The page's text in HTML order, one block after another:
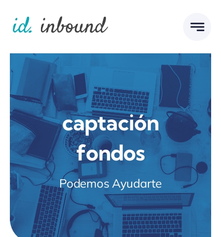
content
captación
fondos
Podemos Ayudarte